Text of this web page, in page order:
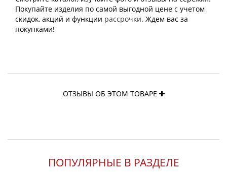
Покупайте изделия по самой выгодной цене с учетом
скидок, акций и функции рассрочки. Ждем вас за
покупками!
ОТЗЫВЫ ОБ ЭТОМ ТОВАРЕ
ПОПУЛЯРНЫЕ В РАЗДЕЛЕ